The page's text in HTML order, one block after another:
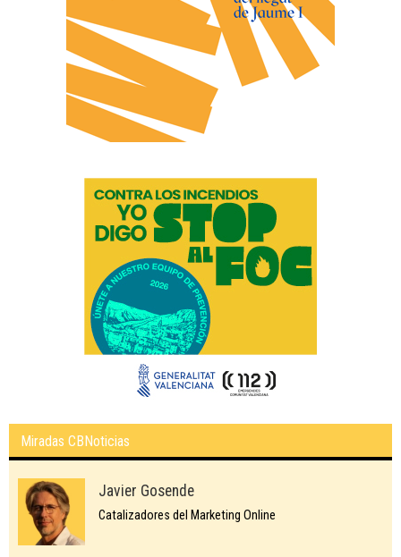
Miradas CBNoticias
Javier Gosende
Catalizadores del Marketing Online